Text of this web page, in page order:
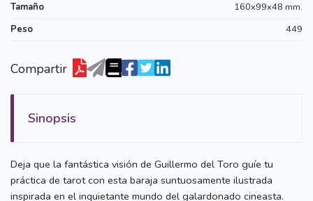
Tamaño
160x99x48 mm.
Peso
449
Compartir
Sinopsis
Deja que la fantástica visión de Guillermo del Toro guíe tu
práctica de tarot con esta baraja suntuosamente ilustrada
inspirada en el inquietante mundo del galardonado cineasta.